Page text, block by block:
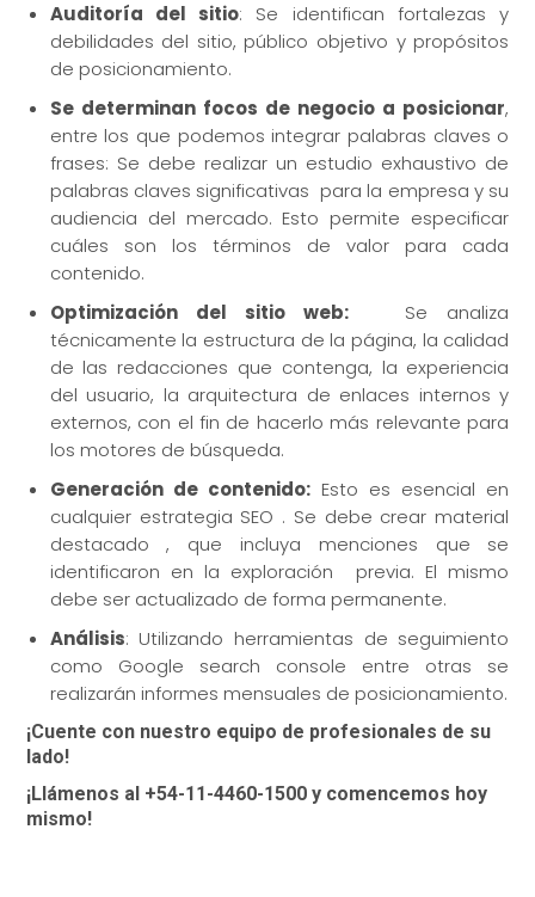
Auditoría del sitio: Se identifican fortalezas y
debilidades del sitio, público objetivo y propósitos
de posicionamiento.
Se determinan focos de negocio a posicionar,
entre los que podemos integrar palabras claves o
frases: Se debe realizar un estudio exhaustivo de
palabras claves significativas para la empresa y su
audiencia del mercado. Esto permite especificar
cuáles son los términos de valor para cada
contenido.
Optimización del sitio web:Se analiza
técnicamente la estructura de la página, la calidad
de las redacciones que contenga, la experiencia
del usuario, la arquitectura de enlaces internos y
externos, con el fin de hacerlo más relevante para
los motores de búsqueda.
Generación de contenido:Esto es esencial en
cualquier estrategia SEO . Se debe crear material
destacado , que incluya menciones que se
identificaron en la exploración previa. El mismo
debe ser actualizado de forma permanente.
Análisis: Utilizando herramientas de seguimiento
como Google search console entre otras se
realizarán informes mensuales de posicionamiento.
¡Cuente con nuestro equipo de profesionales de su
lado!
¡Llámenos al +54-11-4460-1500 y comencemos hoy
mismo!